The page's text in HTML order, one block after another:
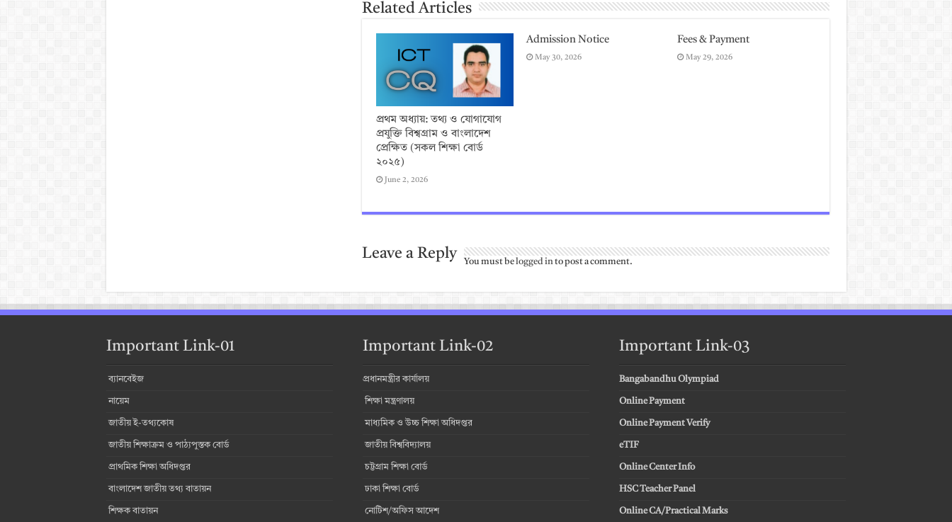
Related Articles
প্রথম অধ্যায়: তথ্য ও যোগাযোগ
প্রযুক্তি বিশ্বগ্রাম ও বাংলাদেশ
প্রেক্ষিত (সকল শিক্ষা বোর্ড
২০২৫)
June 2, 2026
Admission Notice
May 30, 2026
Fees & Payment
May 29, 2026
Leave a Reply
You must belogged into post a comment.
Important Link-01
ব্যানবেইজ
নায়েম
জাতীয় ই-তথ্যকোষ
জাতীয় শিক্ষাক্রম ও পাঠ্যপুস্তক বোর্ড
প্রাথমিক শিক্ষা অধিদপ্তর
বাংলাদেশ জাতীয় তথ্য বাতায়ন
শিক্ষক বাতায়ন
Important Link-02
প্রধানমন্ত্রীর কার্যালয়
শিক্ষা মন্ত্রণালয়
মাধ্যমিক ও উচ্চ শিক্ষা অধিদপ্তর
জাতীয় বিশ্ববিদ্যালয়
চট্টগ্রাম শিক্ষা বোর্ড
ঢাকা শিক্ষা বোর্ড
নোটিশ/অফিস আদেশ
Important Link-03
Bangabandhu Olympiad
Online Payment
Online Payment Verify
eTIF
Online Center Info
HSC Teacher Panel
Online CA/Practical Marks